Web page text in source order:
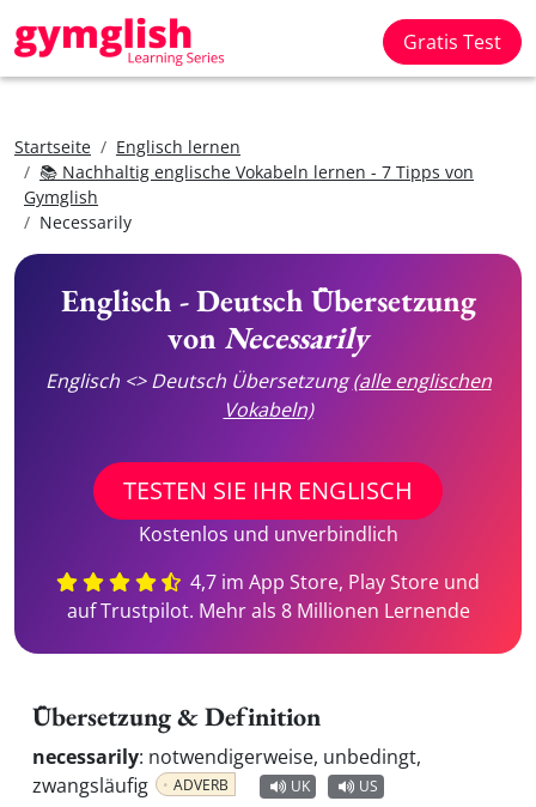
Gratis Test
Startseite
Englisch lernen
📚 Nachhaltig englische Vokabeln lernen - 7 Tipps von
Gymglish
Necessarily
Englisch - Deutsch Übersetzung
von Necessarily
Englisch <> Deutsch Übersetzung(alle englischen
Vokabeln)
TESTEN SIE IHR ENGLISCH
Kostenlos und unverbindlich
4,7 im App Store, Play Store und
auf Trustpilot. Mehr als 8 Millionen Lernende
Übersetzung & Definition
necessarily: notwendigerweise, unbedingt,
zwangsläufig
ADVERB UK US